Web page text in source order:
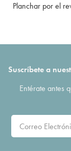
Planchar por el
Suscríbete a
Entérate antes